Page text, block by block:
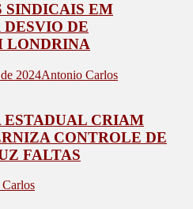
SINDICAIS EM
DE
LONDRINA
2024Antonio Carlos
ESTADUAL CRIAM
CONTROLE DE
FALTAS